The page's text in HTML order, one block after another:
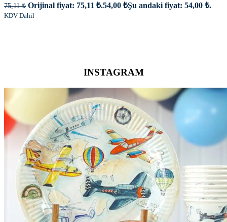
75,11₺ Orijinal fiyat: 75,11 ₺.54,00 ₺Şu andaki fiyat: 54,00 ₺.
KDV Dahil
INSTAGRAM